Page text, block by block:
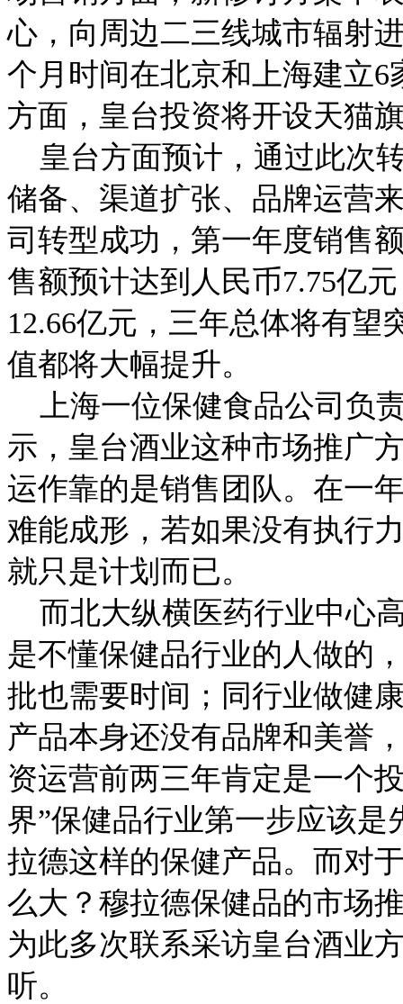
心，向周边二三线城市辐射
个月时间在北京和上海建立
方面，皇台投资将开设天猫
皇台方面预计，通过此次
储备、渠道扩张、品牌运营
司转型成功，第一年度销售
售额预计达到人民币7.75亿
12.66亿元，三年总体将有望
值都将大幅提升。
上海一位保健食品公司负
示，皇台酒业这种市场推广
运作靠的是销售团队。在一
难能成形，若如果没有执行
就只是计划而已。
而北大纵横医药行业中心
是不懂保健品行业的人做的
批也需要时间；同行业做健
产品本身还没有品牌和美誉
资运营前两三年肯定是一个
界”保健品行业第一步应该
拉德这样的保健产品。而对
么大？穆拉德保健品的市场
为此多次联系采访皇台酒业
听。